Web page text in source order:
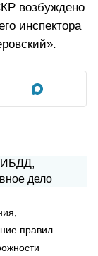
возбуждено
инспектора
правил